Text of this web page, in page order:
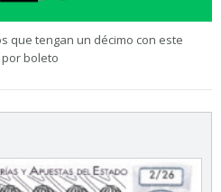
que tengan un décimo con este
boleto